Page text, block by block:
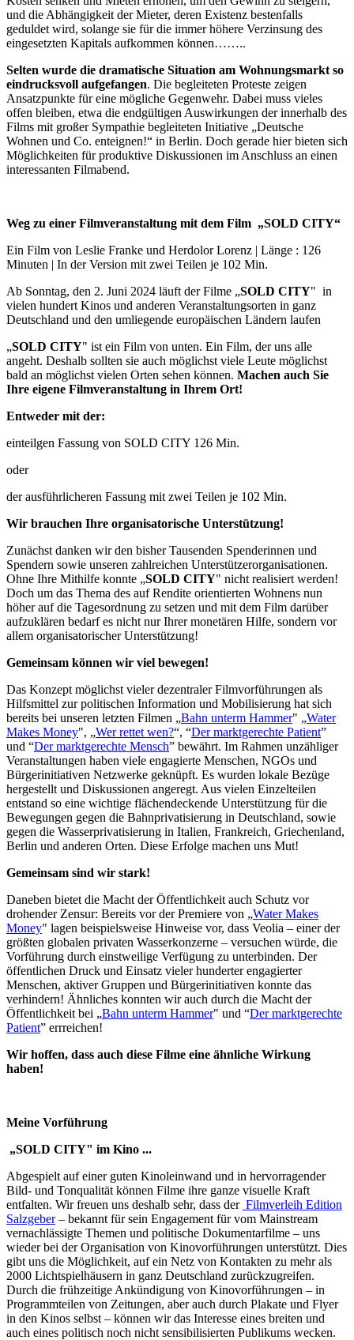
und die Abhängigkeit der Mieter, deren Existenz bestenfalls
geduldet wird, solange sie für die immer höhere Verzinsung des
eingesetzten Kapitals aufkommen können……..
Selten wurde die dramatische Situation am Wohnungsmarkt so
eindrucksvoll aufgefangen. Die begleiteten Proteste zeigen
Ansatzpunkte für eine mögliche Gegenwehr. Dabei muss vieles
offen bleiben, etwa die endgültigen Auswirkungen der innerhalb des
Films mit großer Sympathie begleiteten Initiative „Deutsche
Wohnen und Co. enteignen!“ in Berlin. Doch gerade hier bieten sich
Möglichkeiten für produktive Diskussionen im Anschluss an einen
interessanten Filmabend.
Weg zu einer Filmveranstaltung mit dem Film „SOLD CITY“
Ein Film von Leslie Franke und Herdolor Lorenz | Länge : 126
Minuten | In der Version mit zwei Teilen je 102 Min.
Ab Sonntag, den 2. Juni 2024 läuft der Filme „SOLD CITY" in
vielen hundert Kinos und anderen Veranstaltungsorten in ganz
Deutschland und den umliegende europäischen Ländern laufen
„SOLD CITY" ist ein Film von unten. Ein Film, der uns alle
angeht. Deshalb sollten sie auch möglichst viele Leute möglichst
bald an möglichst vielen Orten sehen können. Machen auch Sie
Ihre eigene Filmveranstaltung in Ihrem Ort!
Entweder mit der:
einteilgen Fassung von SOLD CITY 126 Min.
oder
der ausführlicheren Fassung mit zwei Teilen je 102 Min.
Wir brauchen Ihre organisatorische Unterstützung!
Zunächst danken wir den bisher Tausenden Spenderinnen und
Spendern sowie unseren zahlreichen Unterstützer­organisationen.
Ohne Ihre Mithilfe konnte „SOLD CITY" nicht realisiert werden!
Doch um das Thema des auf Rendite orientierten Wohnens nun
höher auf die Tagesordnung zu setzen und mit dem Film darüber
aufzuklären bedarf es nicht nur Ihrer monetären Hilfe, sondern vor
allem organisatorischer Unterstützung!
Gemeinsam können wir viel bewegen!
Das Konzept möglichst vieler dezentraler Filmvorführungen als
Hilfsmittel zur politischen Information und Mobilisierung hat sich
bereits bei unseren letzten Filmen „Bahn unterm Hammer" „Water
Makes Money", „Wer rettet wen?“, “Der marktgerechte Patient”
und “Der marktgerechte Mensch” bewährt. Im Rahmen unzähliger
Veranstaltungen haben viele engagierte Menschen, NGOs und
Bürgerinitiativen Netzwerke geknüpft. Es wurden lokale Bezüge
hergestellt und Diskussionen angeregt. Aus vielen Einzelteilen
entstand so eine wichtige flächendeckende Unterstützung für die
Bewegungen gegen die Bahnprivatisierung in Deutschland, sowie
gegen die Wasserprivatisierung in Italien, Frankreich, Griechenland,
Berlin und anderen Orten. Diese Erfolge machen uns Mut!
Gemeinsam sind wir stark!
Daneben bietet die Macht der Öffentlichkeit auch Schutz vor
drohender Zensur: Bereits vor der Premiere von „Water Makes
Money" lagen beispielsweise Hinweise vor, dass Veolia – einer der
größten globalen privaten Wasserkonzerne – versuchen würde, die
Vorführung durch einstweilige Verfügung zu unterbinden. Der
öffentlichen Druck und Einsatz vieler hunderter engagierter
Menschen, aktiver Gruppen und Bürgerinitiativen konnte das
verhindern! Ähnliches konnten wir auch durch die Macht der
Öffentlichkeit bei „Bahn unterm Hammer" und “Der marktgerechte
Patient” errreichen!
Wir hoffen, dass auch diese Filme eine ähnliche Wirkung
haben!
Meine Vorführung
„SOLD CITY" im Kino ...
Abgespielt auf einer guten Kinoleinwand und in hervorragender
Bild- und Tonqualität können Filme ihre ganze visuelle Kraft
entfalten. Wir freuen uns deshalb sehr, dass der Filmverleih Edition
Salzgeber– bekannt für sein Engagement für vom Mainstream
vernachlässigte Themen und politische Dokumentarfilme – uns
wieder bei der Organisation von Kinovorführungen unterstützt. Dies
gibt uns die Möglichkeit, auf ein Netz von Kontakten zu mehr als
2000 Lichtspielhäusern in ganz Deutschland zurückzugreifen.
Durch die frühzeitige Ankündigung von Kinovorführungen – in
Programmteilen von Zeitungen, aber auch durch Plakate und Flyer
in den Kinos selbst – können wir das Interesse eines breiten und
auch eines politisch noch nicht sensibilisierten Publikums wecken.